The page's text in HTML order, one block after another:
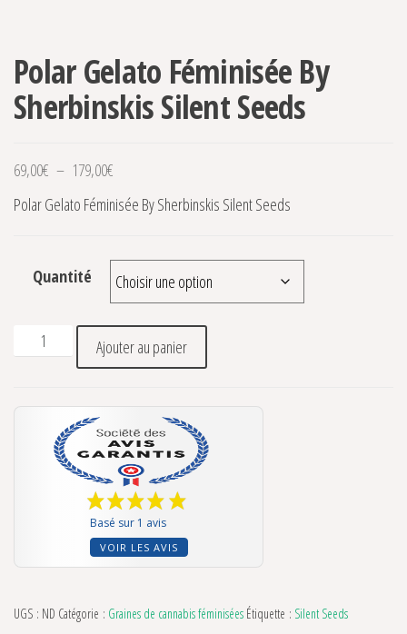
Polar Gelato Féminisée By
Sherbinskis Silent Seeds
69,00€ – 179,00€
Polar Gelato Féminisée By Sherbinskis Silent Seeds
Quantité
quantité de Polar Gelato Féminisée By Sherbinskis Silent
Ajouter au panier
Basé sur 1 avis
VOIR LES AVIS
UGS : ND Catégorie : Graines de cannabis féminisées Étiquette : Silent Seeds